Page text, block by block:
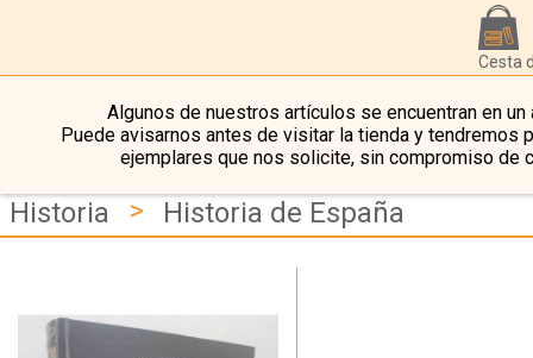
Cesta
Algunos de nuestros artículos se encuentran en un
Puede avisarnos antes de visitar la tienda y tendremos
ejemplares que nos solicite, sin compromiso de
Historia > Historia de España